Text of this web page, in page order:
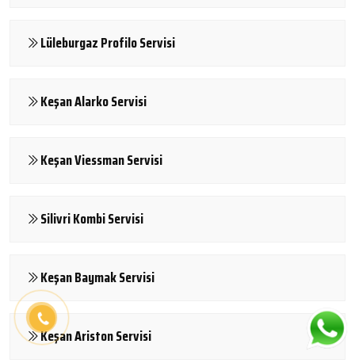
Lüleburgaz Profilo Servisi
Keşan Alarko Servisi
Keşan Viessman Servisi
Silivri Kombi Servisi
Keşan Baymak Servisi
Keşan Ariston Servisi